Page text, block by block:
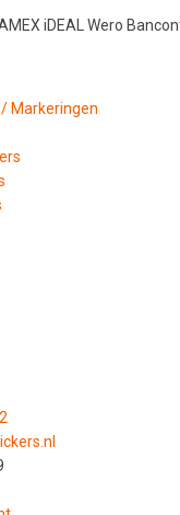
iDEAL Wero
Markeringen